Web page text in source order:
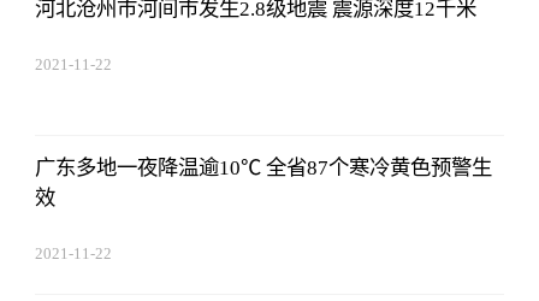
河北沧州市河间市发生2.8级地震 震源深度12千米
2021-11-22
广东多地一夜降温逾10℃ 全省87个寒冷黄色预警生
效
2021-11-22